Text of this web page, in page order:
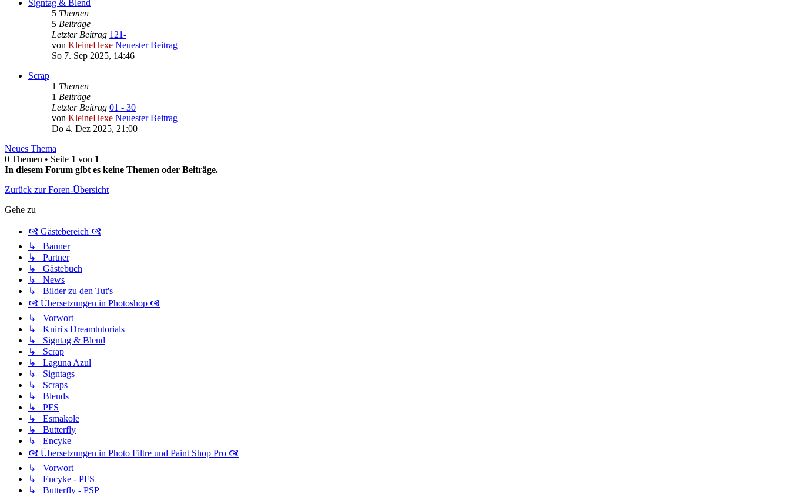
Signtag & Blend
5 Themen
5 Beiträge
Letzter Beitrag 121-
von KleineHexe Neuester Beitrag
So 7. Sep 2025, 14:46
Scrap
1 Themen
1 Beiträge
Letzter Beitrag 01 - 30
von KleineHexe Neuester Beitrag
Do 4. Dez 2025, 21:00
Neues Thema
0 Themen • Seite 1 von 1
In diesem Forum gibt es keine Themen oder Beiträge.
Zurück zur Foren-Übersicht
Gehe zu
🙧 Gästebereich 🙧
↳ Banner
↳ Partner
↳ Gästebuch
↳ News
↳ Bilder zu den Tut's
🙧 Übersetzungen in Photoshop 🙧
↳ Vorwort
↳ Kniri's Dreamtutorials
↳ Signtag & Blend
↳ Scrap
↳ Laguna Azul
↳ Signtags
↳ Scraps
↳ Blends
↳ PFS
↳ Esmakole
↳ Butterfly
↳ Encyke
🙧 Übersetzungen in Photo Filtre und Paint Shop Pro 🙧
↳ Vorwort
↳ Encyke - PFS
↳ Butterfly - PSP